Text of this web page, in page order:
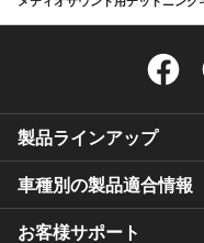
製品ラインアップ
車種別の製品適合情報
お客様サポート